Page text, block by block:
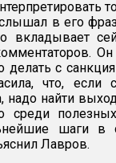
в его
вкладывает
Он
делать с
что,
надо найти
среди
шаги в
Лавров.